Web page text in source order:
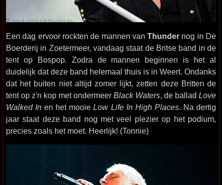
Een dag ervoor rockten de mannen vanThunder nog in De
Boerderij in Zoetermeer, vandaag staat de Britse band in de
tent op Bospop. Zodra de mannen beginnen is het al
duidelijk dat deze band helemaal thuis is in Weert. Ondanks
dat het buiten niet altijd zomer lijkt, zetten deze Britten de
tent op z'n kop met ondermeer Black Waters, de ballad Love
Walked In en het mooieLow Life In High Places. Na dertig
jaar staat deze band nog met veel plezier op het podium,
precies zoals het moet. Heerlijk! (Tonnie)